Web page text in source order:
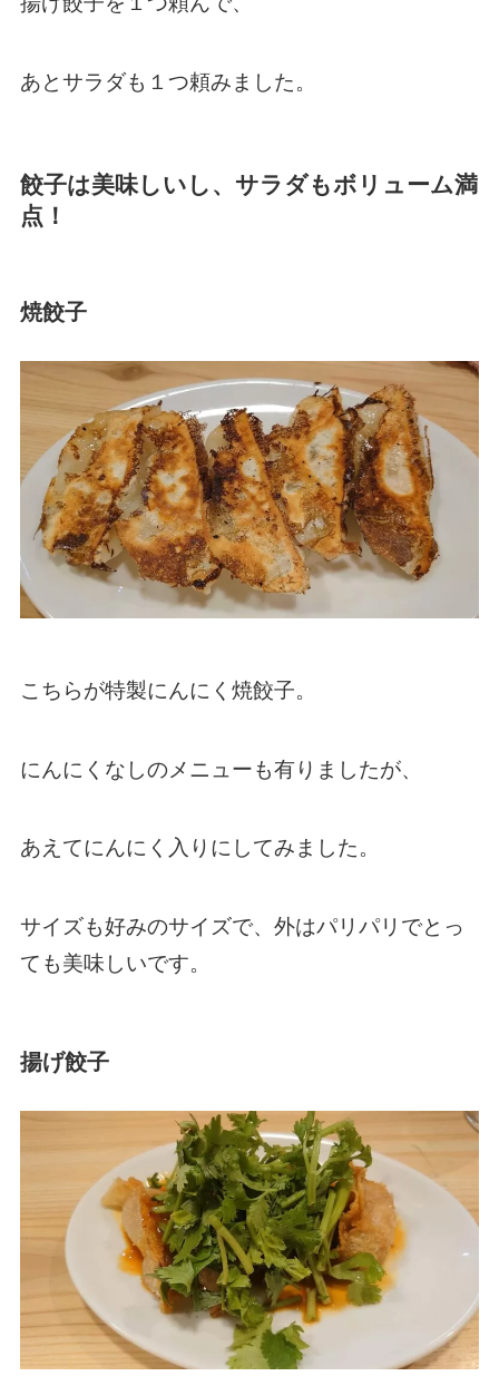
あとサラダも１つ頼みました。
餃子は美味しいし、サラダもボリューム満
点！
焼餃子
こちらが特製にんにく焼餃子。
にんにくなしのメニューも有りましたが、
あえてにんにく入りにしてみました。
サイズも好みのサイズで、外はパリパリでとっ
ても美味しいです。
揚げ餃子